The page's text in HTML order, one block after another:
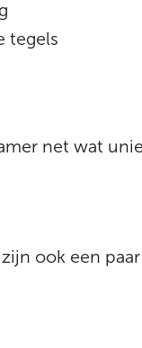
tegels
net wat
ook een